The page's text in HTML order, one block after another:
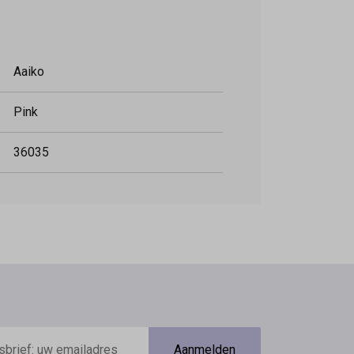
Aaiko
Pink
36035
Aanmelden